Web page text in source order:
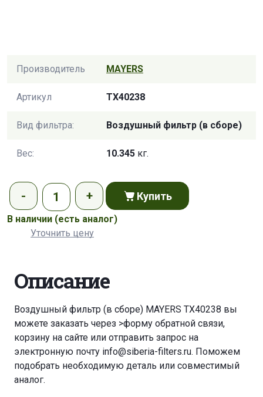
Производитель MAYERS
Артикул TX40238
Вид фильтра: Воздушный фильтр (в сборе)
Вес: 10.345 кг.
Купить
В наличии (есть аналог)
Уточнить цену
Описание
Воздушный фильтр (в сборе) MAYERS TX40238 вы
можете заказать через >форму обратной связи,
корзину на сайте или отправить запрос на
электронную почту info@siberia-filters.ru. Поможем
подобрать необходимую деталь или совместимый
аналог.